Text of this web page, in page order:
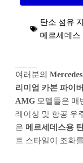
탄소 섬유
메르세데스
여러분의 Mercedes
리미엄 카본 파이
AMG 모델들은 매
레이싱 및 항공 우
은 메르세데스용
트 스타일이 조화